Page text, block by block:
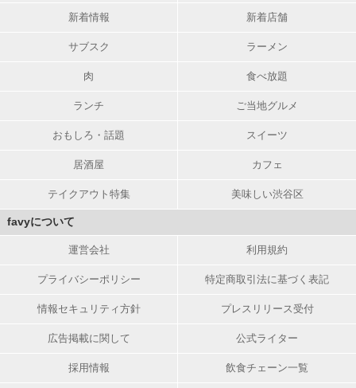
新着情報 新着店舗
サブスク ラーメン
肉 食べ放題
ランチ ご当地グルメ
おもしろ・話題 スイーツ
居酒屋 カフェ
テイクアウト特集 美味しい渋谷区
favyについて
運営会社 利用規約
プライバシーポリシー 特定商取引法に基づく表記
情報セキュリティ方針 プレスリリース受付
広告掲載に関して 公式ライター
採用情報 飲食チェーン一覧